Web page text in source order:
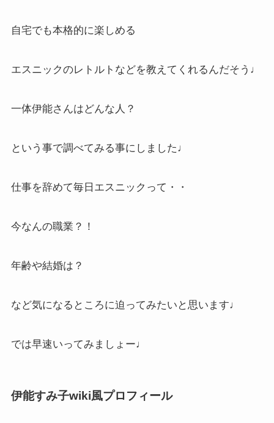
自宅でも本格的に楽しめる
エスニックのレトルトなどを教えてくれるんだそう♩
一体伊能さんはどんな人？
という事で調べてみる事にしました♩
仕事を辞めて毎日エスニックって・・
今なんの職業？！
年齢や結婚は？
など気になるところに迫ってみたいと思います♩
では早速いってみましょー♩
伊能すみ子wiki風プロフィール